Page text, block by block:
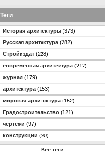
Теги
История архитектуры (373)
Русская архитектура (282)
Стройиздат (228)
современная архитектура (212)
журнал (179)
архитектура (153)
мировая архитектура (152)
Градостроительство (121)
чертежи (97)
конструкции (90)
Все теги